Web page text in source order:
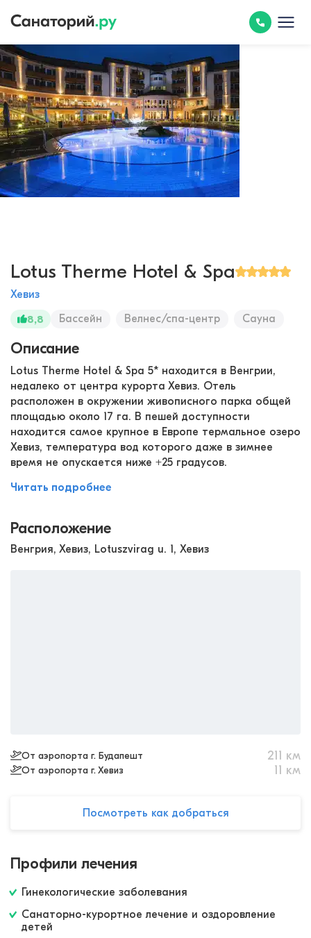
Lotus Therme Hotel & Spa
Хевиз
8,8
Бассейн Велнес/спа-центр Сауна
Описание
Lotus Therme Hotel & Spa 5* находится в Венгрии,
недалеко от центра курорта Хевиз. Отель
расположен в окружении живописного парка общей
площадью около 17 га. В пешей доступности
находится самое крупное в Европе термальное озеро
Хевиз, температура вод которого даже в зимнее
время не опускается ниже +25 градусов.
Читать подробнее
Расположение
Венгрия, Хевиз, Lotuszvirag u. 1, Хевиз
От аэропорта г. Будапешт 211 км
От аэропорта г. Хевиз 11 км
Посмотреть как добраться
Профили лечения
Гинекологические заболевания
Санаторно-курортное лечение и оздоровление
детей